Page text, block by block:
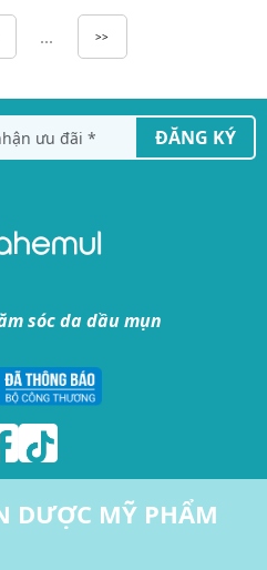
... >>
ĐĂNG KÝ
sóc da dầu mụn
DƯỢC MỸ PHẨM